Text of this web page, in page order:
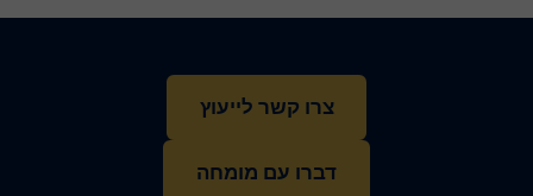
צרו קשר לייעוץ
דברו עם מומחה